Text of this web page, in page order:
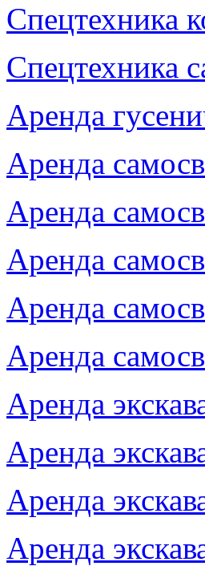
Спецтехника
Спецтехника
Аренда
Аренда
Аренда
Аренда
Аренда
Аренда
Аренда
Аренда
Аренда
Аренда